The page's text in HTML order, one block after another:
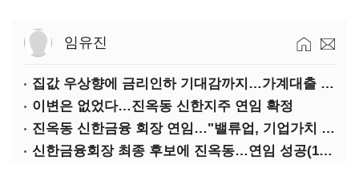
임유진
집값 우상향에 금리인하 기대감까지…가계대출 뇌관
이변은 없었다…진옥동 신한지주 연임 확정
진옥동 신한금융 회장 연임…"밸류업, 기업가치 키워"(상보)
신한금융회장 최종 후보에 진옥동…연임 성공(1보)